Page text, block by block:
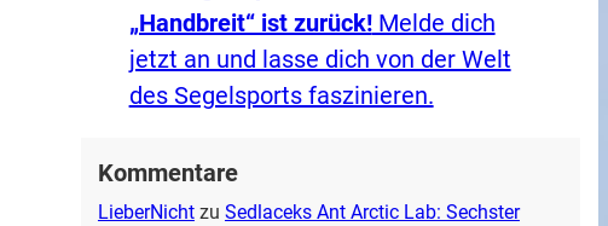
„Handbreit“ ist zurück!Melde dich
jetzt an und lasse dich von der Welt
des Segelsports faszinieren.
Kommentare
LieberNichtzu Sedlaceks Ant Arctic Lab: Sechster